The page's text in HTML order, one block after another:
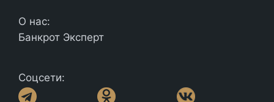
О нас:
Банкрот Эксперт
Соцсети: